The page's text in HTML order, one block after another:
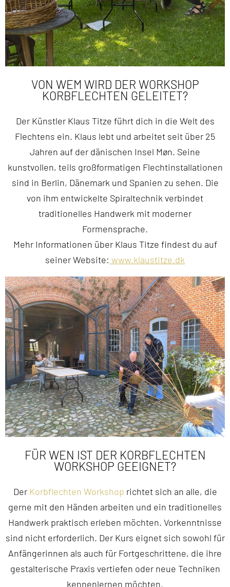
VON WEM WIRD DER WORKSHOP
KORBFLECHTEN GELEITET?
Der Künstler Klaus Titze führt dich in die Welt des
Flechtens ein. Klaus lebt und arbeitet seit über 25
Jahren auf der dänischen Insel Møn. Seine
kunstvollen, teils großformatigen Flechtinstallationen
sind in Berlin, Dänemark und Spanien zu sehen. Die
von ihm entwickelte Spiraltechnik verbindet
traditionelles Handwerk mit moderner
Formensprache.
Mehr Informationen über Klaus Titze findest du auf
seiner Website: www.klaustitze.dk
FÜR WEN IST DER KORBFLECHTEN
WORKSHOP GEEIGNET?
Der Korbflechten Workshop richtet sich an alle, die
gerne mit den Händen arbeiten und ein traditionelles
Handwerk praktisch erleben möchten. Vorkenntnisse
sind nicht erforderlich. Der Kurs eignet sich sowohl für
Anfängerinnen als auch für Fortgeschrittene, die ihre
gestalterische Praxis vertiefen oder neue Techniken
kennenlernen möchten.